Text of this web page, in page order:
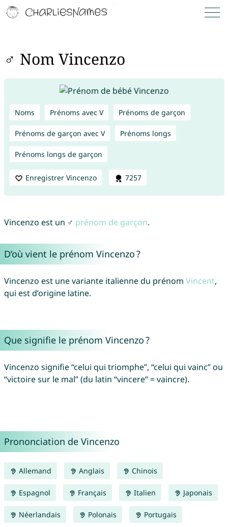
♂ Nom Vincenzo
Noms Prénoms avec V Prénoms de garçon
Prénoms de garçon avec V Prénoms longs
Prénoms longs de garçon
Enregistrer Vincenzo 7257
Vincenzo est un ♂ prénom de garçon.
D’où vient le prénom Vincenzo ?
Vincenzo est une variante italienne du prénom Vincent,
qui est d’origine latine.
Que signifie le prénom Vincenzo ?
Vincenzo signifie “celui qui triomphe”, “celui qui vainc” ou
“victoire sur le mal” (du latin “vincere” = vaincre).
Prononciation de Vincenzo
Allemand Anglais Chinois
Espagnol Français Italien Japonais
Néerlandais Polonais Portugais